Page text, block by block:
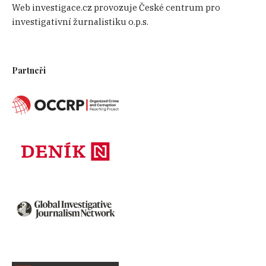
Pobočka ČSOB na Náměstí SNP v Bratislavě, zdroj:
Číňané i Slováci během pár měsíců vložili na
desítky milionů eur. Podle bankovních výpisů,
které OCCRP zpřístupnil anonymní zdroj,
všeho probíhala tak, že Číňané odevzdali svou
Web investigace.cz provozuje České centrum pro
investigativní žurnalistiku o.p.s.
Partneři